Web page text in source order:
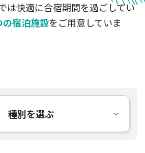
は快適に合宿期間を過ごしてい
の宿泊施設をご用意していま
種別を選ぶ